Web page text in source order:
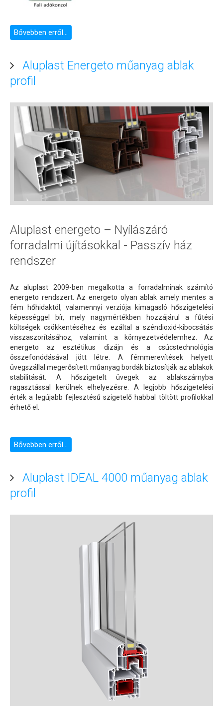
Bővebben erről...
Aluplast Energeto műanyag ablak
profil
Aluplast energeto – Nyílászáró
forradalmi újításokkal - Passzív ház
rendszer
Az aluplast 2009-ben megalkotta a forradalminak számító
energeto rendszert. Az energeto olyan ablak amely mentes a
fém hőhidaktól, valamennyi verziója kimagasló hőszigetelési
képességgel bír, mely nagymértékben hozzájárul a fűtési
költségek csökkentéséhez és ezáltal a széndioxid-kibocsátás
visszaszorításához, valamint a környezetvédelemhez. Az
energeto az esztétikus dizájn és a csúcstechnológia
összefonódásával jött létre. A fémmerevítések helyett
üvegszállal megerősített műanyag bordák biztosítják az ablakok
stabilitását. A hőszigetelt üvegek az ablakszárnyba
ragasztással kerülnek elhelyezésre. A legjobb hőszigetelési
érték a legújabb fejlesztésű szigetelő habbal töltött profilokkal
érhető el.
Bővebben erről...
Aluplast IDEAL 4000 műanyag ablak
profil